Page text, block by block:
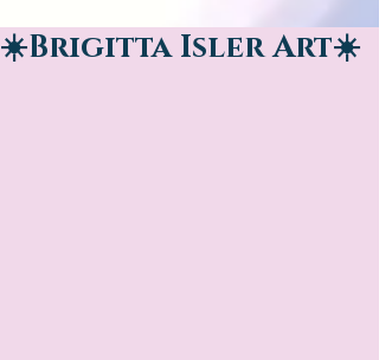
☀️Brigitta Isler Art☀️